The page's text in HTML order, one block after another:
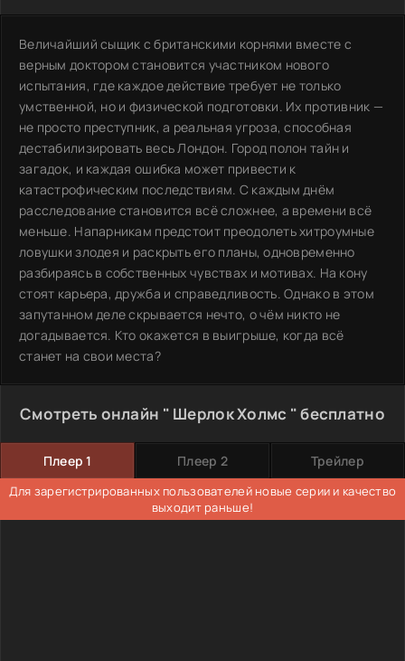
Величайший сыщик с британскими корнями вместе с
верным доктором становится участником нового
испытания, где каждое действие требует не только
умственной, но и физической подготовки. Их противник —
не просто преступник, а реальная угроза, способная
дестабилизировать весь Лондон. Город полон тайн и
загадок, и каждая ошибка может привести к
катастрофическим последствиям. С каждым днём
расследование становится всё сложнее, а времени всё
меньше. Напарникам предстоит преодолеть хитроумные
ловушки злодея и раскрыть его планы, одновременно
разбираясь в собственных чувствах и мотивах. На кону
стоят карьера, дружба и справедливость. Однако в этом
запутанном деле скрывается нечто, о чём никто не
догадывается. Кто окажется в выигрыше, когда всё
станет на свои места?
Смотреть онлайн " Шерлок Холмс " бесплатно
Плеер 1 Плеер 2 Трейлер
Для зарегистрированных пользователей новые серии и качество
выходит раньше!